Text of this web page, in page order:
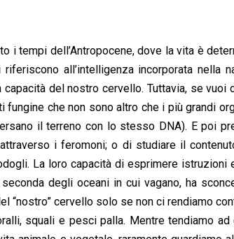
i tempi dell’Antropocene, dove la vita è
all’intelligenza incorporata nella
del nostro cervello. Tuttavia, se vuoi
che non sono altro che i più grandi
il terreno con lo stesso DNA). E poi
i feromoni; o di studiare il
La loro capacità di esprimere
degli oceani in cui vagano, ha
“nostro” cervello solo se non ci rendiamo
squali e pesci palla. Mentre tendiamo